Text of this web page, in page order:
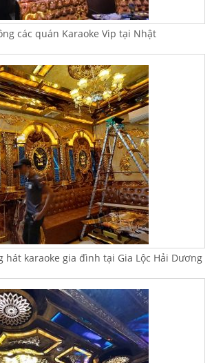
các quán Karaoke Vip tại Nhật
hát karaoke gia đình tại Gia Lộc Hải Dương